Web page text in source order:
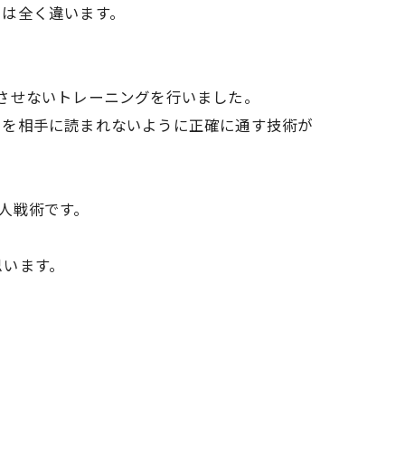
全く違います。
ないトレーニングを行いました。
相手に読まれないように正確に通す技術が
術です。
ます。